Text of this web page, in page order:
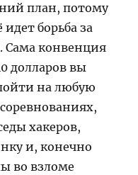
план, потому
борьба за
Сама конвенция
долларов вы
на любую
хакеров,
и, конечно
во взломе